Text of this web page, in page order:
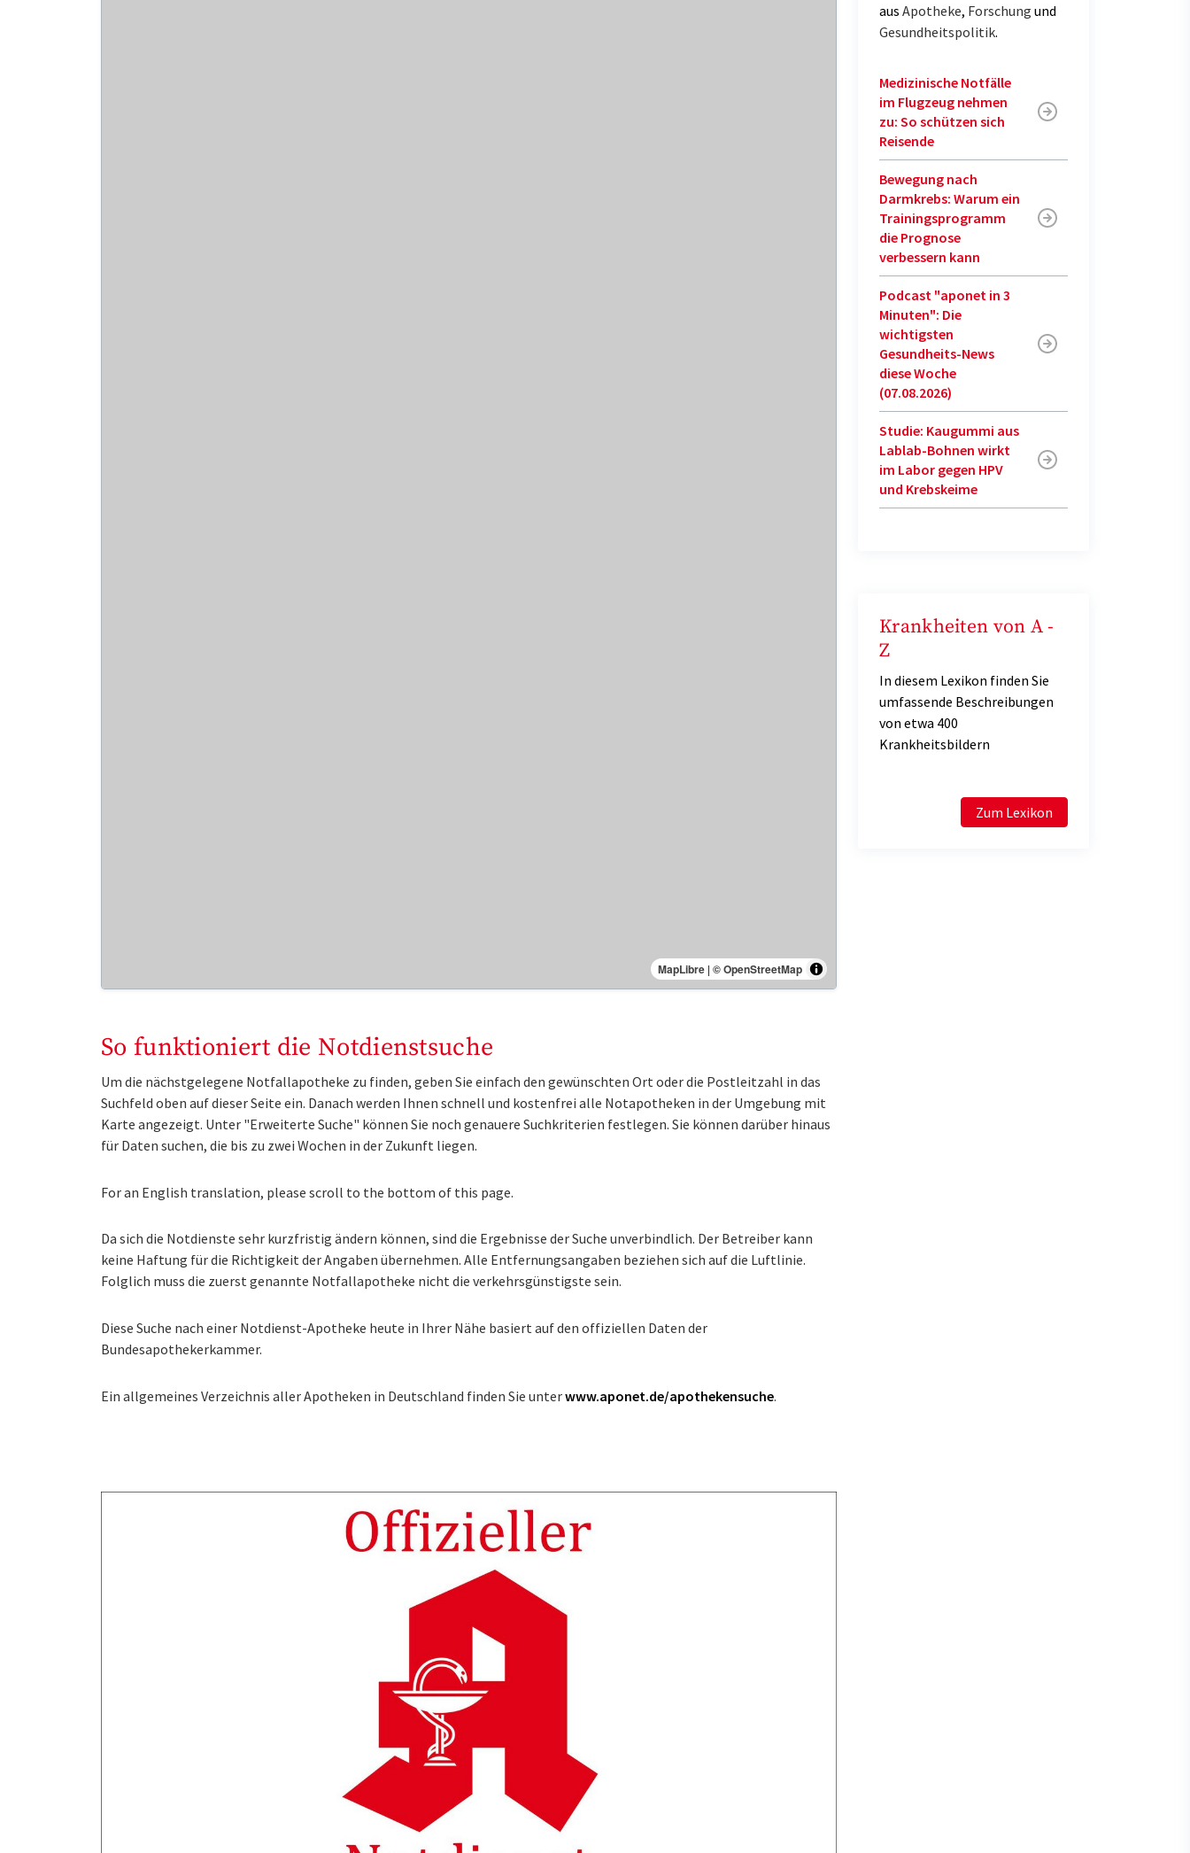
MapLibre | © OpenStreetMap
So funktioniert die Notdienstsuche
Um die nächstgelegene Notfallapotheke zu finden, geben Sie einfach den gewünschten Ort oder die Postleitzahl in das
Suchfeld oben auf dieser Seite ein. Danach werden Ihnen schnell und kostenfrei alle Notapotheken in der Umgebung mit
Karte angezeigt. Unter "Erweiterte Suche" können Sie noch genauere Suchkriterien festlegen. Sie können darüber hinaus
für Daten suchen, die bis zu zwei Wochen in der Zukunft liegen.
For an English translation, please scroll to the bottom of this page.
Da sich die Notdienste sehr kurzfristig ändern können, sind die Ergebnisse der Suche unverbindlich. Der Betreiber kann
keine Haftung für die Richtigkeit der Angaben übernehmen. Alle Entfernungsangaben beziehen sich auf die Luftlinie.
Folglich muss die zuerst genannte Notfallapotheke nicht die verkehrsgünstigste sein.
Diese Suche nach einer Notdienst-Apotheke heute in Ihrer Nähe basiert auf den offiziellen Daten der
Bundesapothekerkammer.
Ein allgemeines Verzeichnis aller Apotheken in Deutschland finden Sie unterwww.aponet.de/apothekensuche.
aus Apotheke, Forschung und
Gesundheitspolitik.
Medizinische Notfälle
im Flugzeug nehmen
zu: So schützen sich
Reisende
Bewegung nach
Darmkrebs: Warum ein
Trainingsprogramm
die Prognose
verbessern kann
Podcast "aponet in 3
Minuten": Die
wichtigsten
Gesundheits-News
diese Woche
(07.08.2026)
Studie: Kaugummi aus
Lablab-Bohnen wirkt
im Labor gegen HPV
und Krebskeime
Krankheiten von A -
Z
In diesem Lexikon finden Sie
umfassende Beschreibungen
von etwa 400
Krankheitsbildern
Zum Lexikon